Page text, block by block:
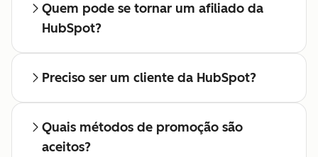
afiliados
Quem pode se tornar um afiliado da
HubSpot?
Preciso ser um cliente da HubSpot?
Quais métodos de promoção são
aceitos?